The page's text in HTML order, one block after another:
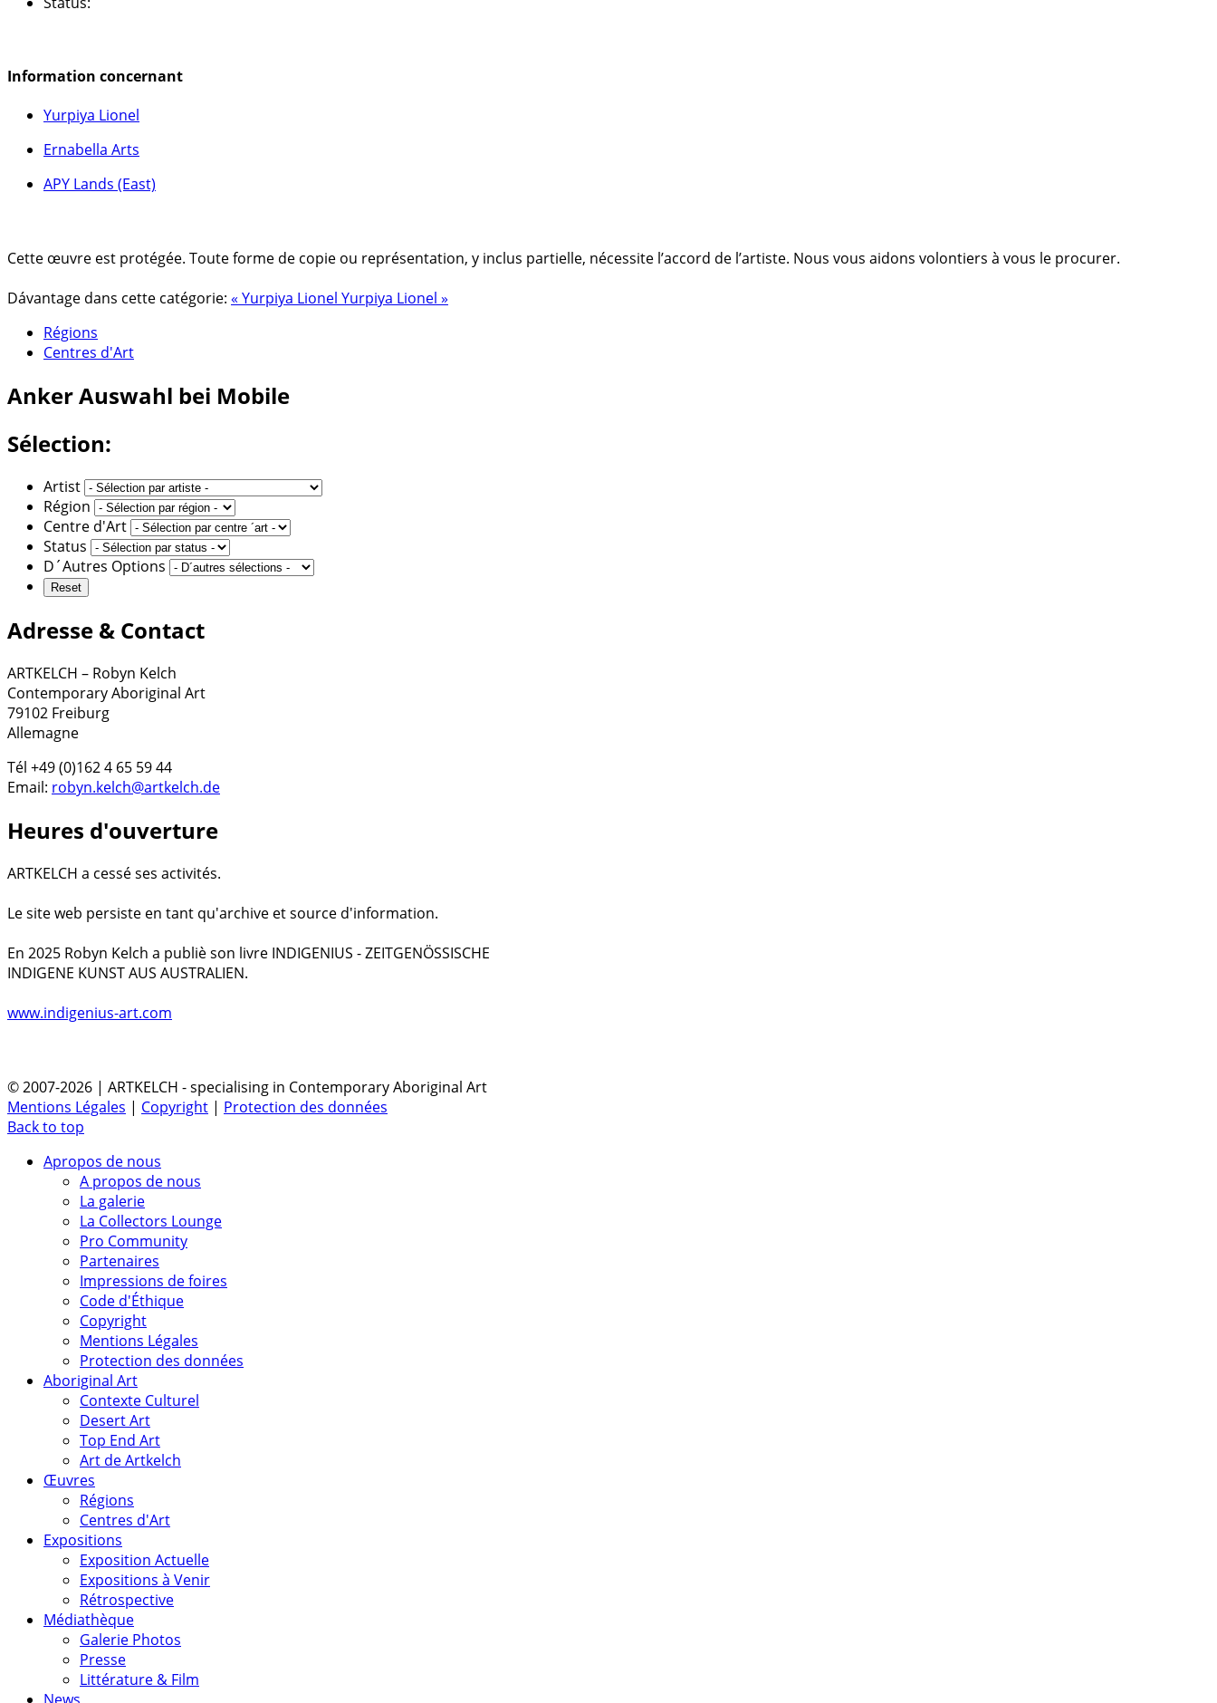
Information concernant
Yurpiya Lionel
Ernabella Arts
APY Lands (East)
Cette œuvre est protégée. Toute forme de copie ou représentation, y inclus partielle, nécessite l’accord de l’artiste. Nous vous aidons volontiers à vous le procurer.
Dávantage dans cette catégorie: « Yurpiya Lionel Yurpiya Lionel »
Régions
Centres d'Art
AnkerAuswahl bei Mobile
Sélection:
Artist
Région
Centre d'Art
Status
D´Autres Options
Adresse & Contact
ARTKELCH – Robyn Kelch
Contemporary Aboriginal Art
79102 Freiburg
Allemagne
Tél +49 (0)162 4 65 59 44
Email: robyn.kelch@artkelch.de
Heures d'ouverture
ARTKELCH a cessé ses activités.
Le site web persiste en tant qu'archive et source d'information.
En 2025 Robyn Kelch a publiè son livre INDIGENIUS - ZEITGENÖSSISCHE
INDIGENE KUNST AUS AUSTRALIEN.
www.indigenius-art.com
© 2007-2026 | ARTKELCH - specialising in Contemporary Aboriginal Art
Mentions Légales | Copyright | Protection des données
Back to top
Apropos de nous
A propos de nous
La galerie
La Collectors Lounge
Pro Community
Partenaires
Impressions de foires
Code d'Éthique
Copyright
Mentions Légales
Protection des données
Aboriginal Art
Contexte Culturel
Desert Art
Top End Art
Art de Artkelch
Œuvres
Régions
Centres d'Art
Expositions
Exposition Actuelle
Expositions à Venir
Rétrospective
Médiathèque
Galerie Photos
Presse
Littérature & Film
News